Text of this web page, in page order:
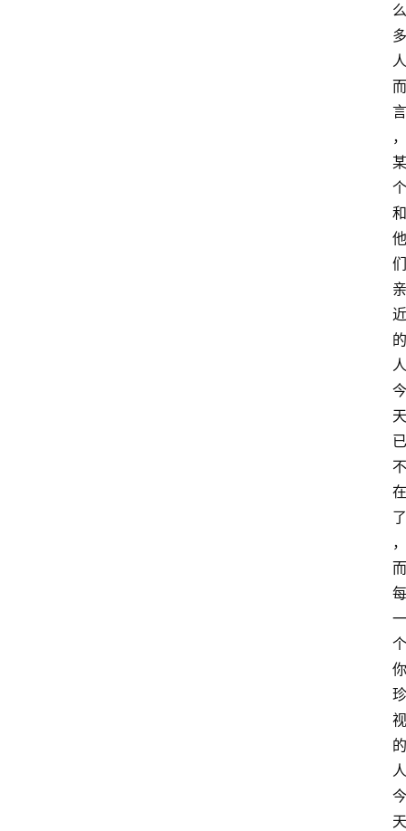
么
多
人
而
言
，
某
个
和
他
们
亲
近
的
人
今
天
已
不
在
了
，
而
每
一
个
你
珍
视
的
人
今
天